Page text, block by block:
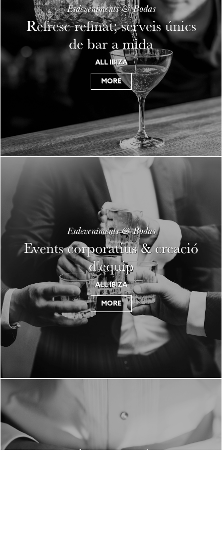
Esdeveniments & Bodas
Refresc refinat; serveis únics
de bar a mida
ALL IBIZA
MORE
Esdeveniments & Bodas
Events corporatius & creació
d'equip
ALL IBIZA
MORE
Esdeveniments & Bodas